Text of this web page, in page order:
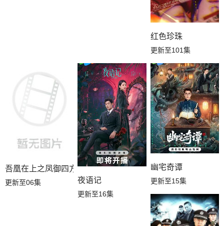
红色珍珠
更新至101集
吾凰在上之凤御四方
更新至06集 夜语记
更新至16集
幽宅奇谭
更新至15集